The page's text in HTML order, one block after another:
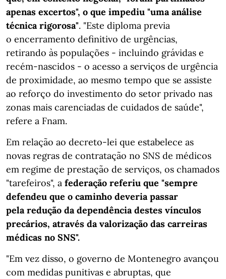
apenas excertos", o que impediu "uma análise
técnica rigorosa". "Este diploma previa
o encerramento definitivo de urgências,
retirando às populações - incluindo grávidas e
recém-nascidos - o acesso a serviços de urgência
de proximidade, ao mesmo tempo que se assiste
ao reforço do investimento do setor privado nas
zonas mais carenciadas de cuidados de saúde",
refere a Fnam.
Em relação ao decreto-lei que estabelece as
novas regras de contratação no SNS de médicos
em regime de prestação de serviços, os chamados
"tarefeiros", a federação referiu que "sempre
defendeu que o caminho deveria passar
pela redução da dependência destes vínculos
precários, através da valorização das carreiras
médicas no SNS".
"Em vez disso, o governo de Montenegro avançou
com medidas punitivas e abruptas, que